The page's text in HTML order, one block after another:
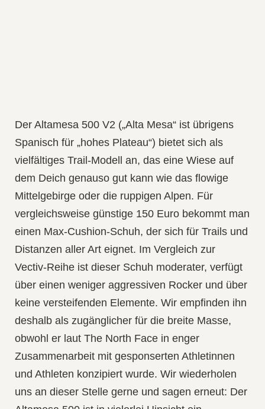
Der Altamesa 500 V2 („Alta Mesa“ ist übrigens
Spanisch für „hohes Plateau“) bietet sich als
vielfältiges Trail‑Modell an, das eine Wiese auf
dem Deich genauso gut kann wie das flowige
Mittelgebirge oder die ruppigen Alpen. Für
vergleichsweise günstige 150 Euro bekommt man
einen Max‑Cushion‑Schuh, der sich für Trails und
Distanzen aller Art eignet. Im Vergleich zur
Vectiv‑Reihe ist dieser Schuh moderater, verfügt
über einen weniger aggressiven Rocker und über
keine versteifenden Elemente. Wir empfinden ihn
deshalb als zugänglicher für die breite Masse,
obwohl er laut The North Face in enger
Zusammenarbeit mit gesponserten Athletinnen
und Athleten konzipiert wurde. Wir wiederholen
uns an dieser Stelle gerne und sagen erneut: Der